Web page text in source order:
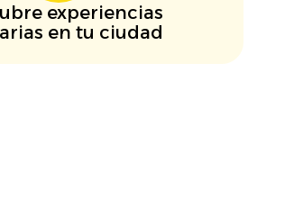
experiencias
en tu ciudad